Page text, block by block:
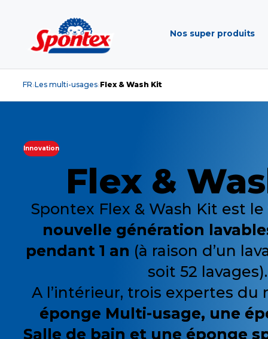
Nos super produits
FR›Les multi-usages› Flex & Wash Kit
Innovation
Flex &
Spontex Flex & Wash Kit est le
nouvelle génération
pendant 1 an (à raison d’un
soit 52 lavages).
A l’intérieur, trois expertes du
éponge Multi-usage, une
Salle de bain et une éponge